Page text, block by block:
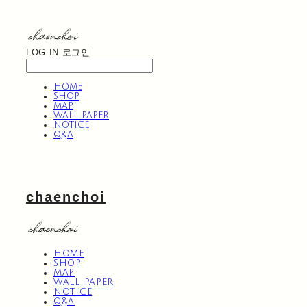
LOG IN 로그인
HOME
SHOP
MAP
WALL PAPER
NOTICE
Q&A
chaenchoi
HOME
SHOP
MAP
WALL PAPER
NOTICE
Q&A